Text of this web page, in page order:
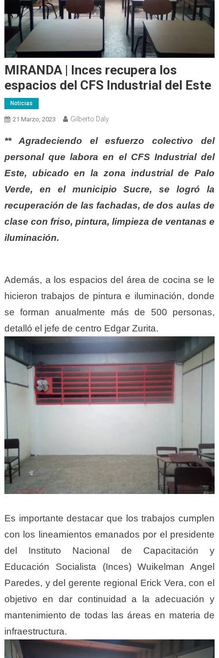
MIRANDA | Inces recupera los
espacios del CFS Industrial del Este
Noticias
21 Marzo, 2023 Gilberto Daly
** Agradeciendo el esfuerzo colectivo del
personal que labora en el CFS Industrial del
Este, ubicado en la zona industrial de Palo
Verde, en el municipio Sucre, se logró la
recuperación de las fachadas, de dos aulas de
clase con friso, pintura, limpieza de ventanas e
iluminación.
Además, a los espacios del área de cocina se le
hicieron trabajos de pintura e iluminación, donde
se forman anualmente más de 500 personas,
detalló el jefe de centro Edgar Zurita.
Es importante destacar que los trabajos cumplen
con los lineamientos emanados por el presidente
del Instituto Nacional de Capacitación y
Educación Socialista (Inces) Wuikelman Angel
Paredes, y del gerente regional Erick Vera, con el
objetivo en dar continuidad a la adecuación y
mantenimiento de todas las áreas en materia de
infraestructura.